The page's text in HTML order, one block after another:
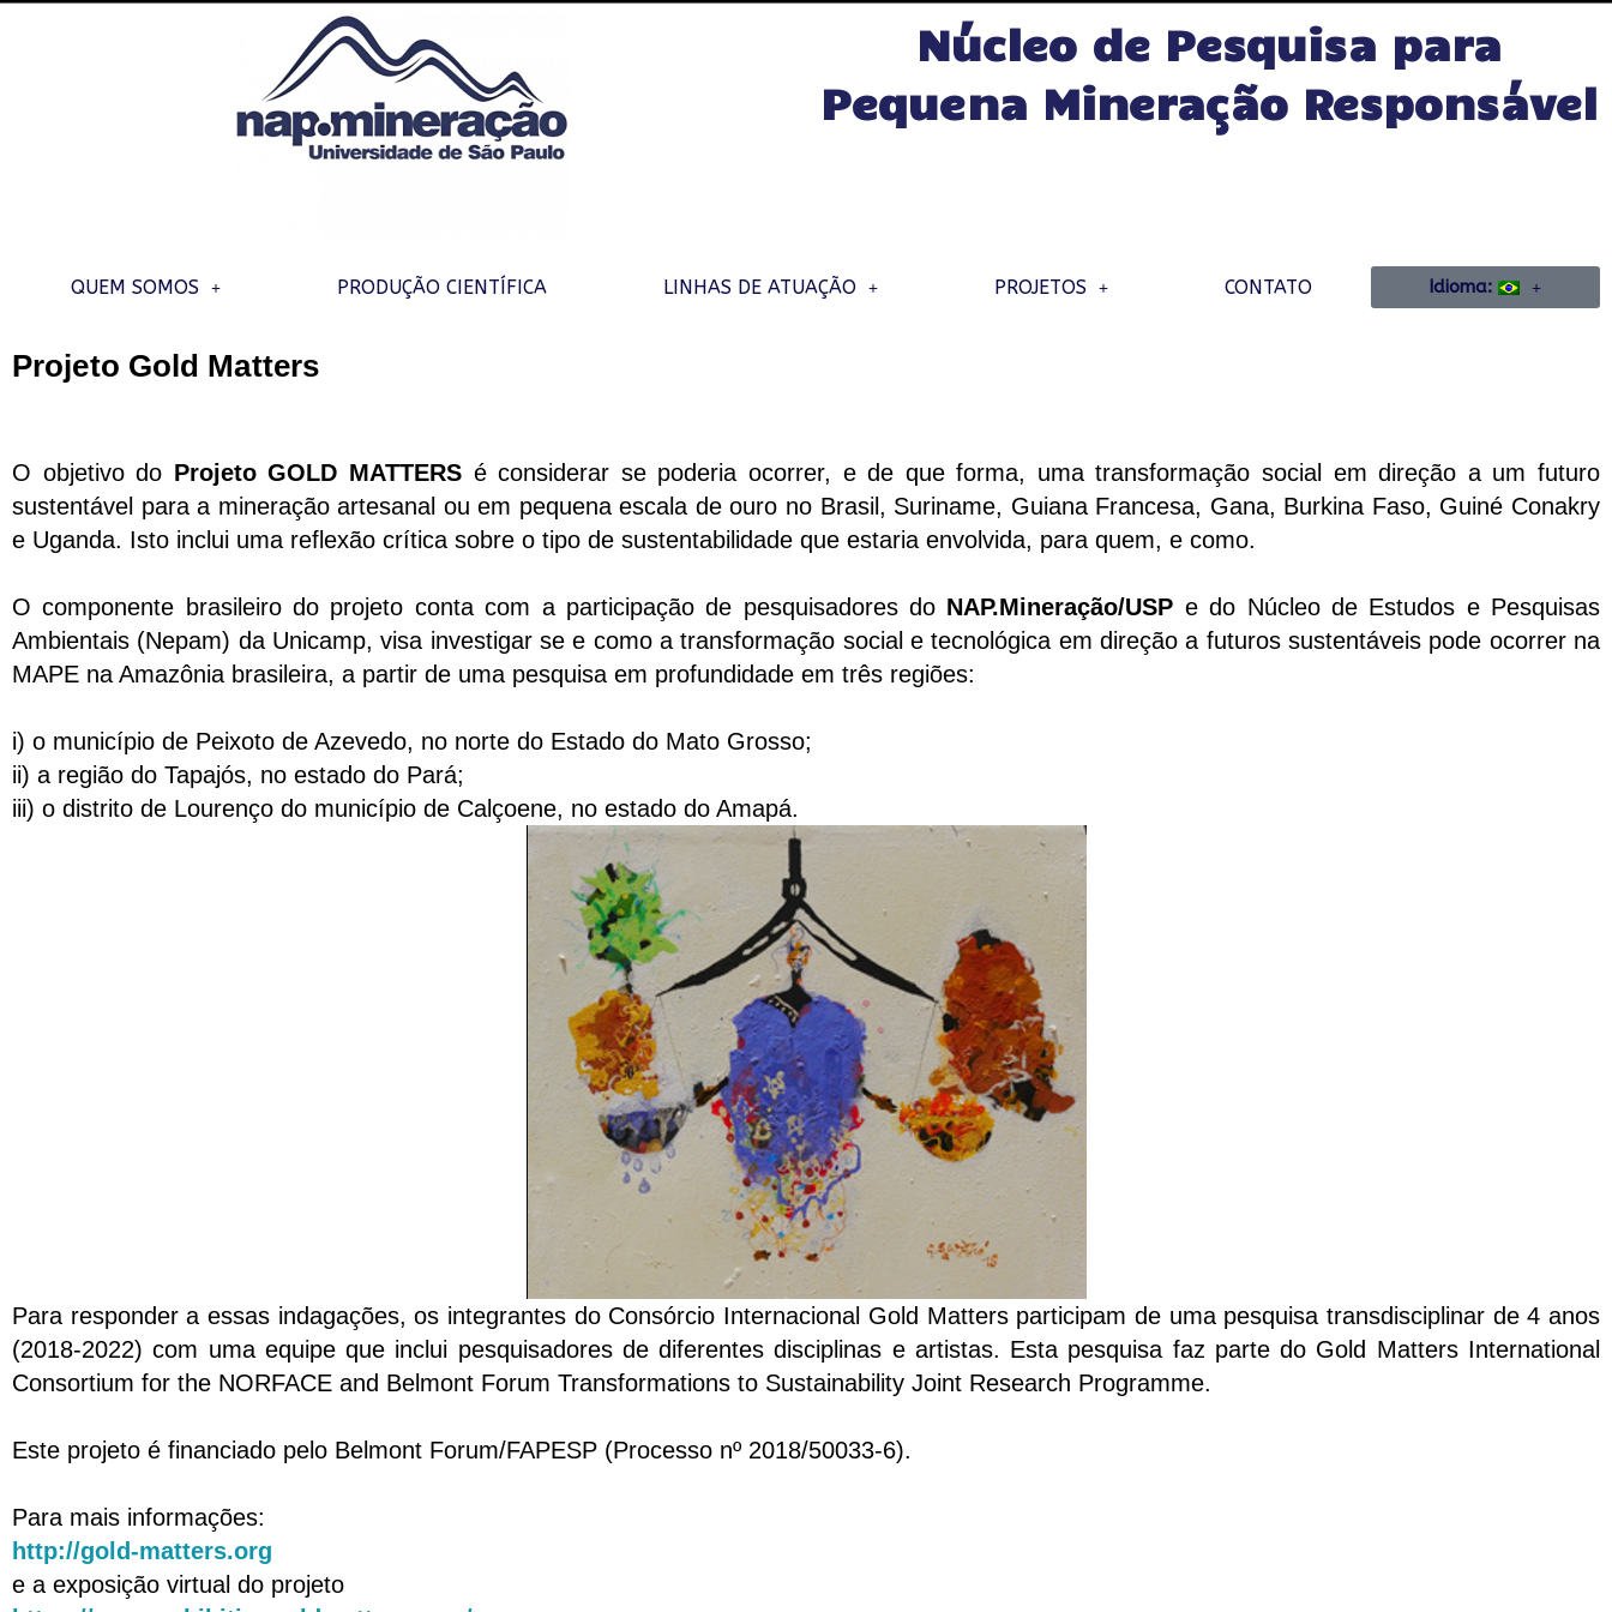
Núcleo de Pesquisa para
Pequena Mineração Responsável
QUEM SOMOS PRODUÇÃO CIENTÍFICA LINHAS DE ATUAÇÃO PROJETOS CONTATO Idioma:
Projeto Gold Matters
O objetivo do Projeto GOLD MATTERSé considerar se poderia ocorrer, e de que forma, uma transformação social em direção a um futuro
sustentável para a mineração artesanal ou em pequena escala de ouro no Brasil, Suriname, Guiana Francesa, Gana, Burkina Faso, Guiné Conakry
e Uganda. Isto inclui uma reflexão crítica sobre o tipo de sustentabilidade que estaria envolvida, para quem, e como.
O componente brasileiro do projeto conta com a participação de pesquisadores do NAP.Mineração/USP e do Núcleo de Estudos e Pesquisas
Ambientais (Nepam) da Unicamp, visa investigar se e como a transformação social e tecnológica em direção a futuros sustentáveis pode ocorrer na
MAPE na Amazônia brasileira, a partir de uma pesquisa em profundidade em três regiões:
i) o município de Peixoto de Azevedo, no norte do Estado do Mato Grosso;
ii) a região do Tapajós, no estado do Pará;
iii) o distrito de Lourenço do município de Calçoene, no estado do Amapá.
Para responder a essas indagações, os integrantes do Consórcio Internacional Gold Matters participam de uma pesquisa transdisciplinar de 4 anos
(2018-2022) com uma equipe que inclui pesquisadores de diferentes disciplinas e artistas. Esta pesquisa faz parte do Gold Matters International
Consortium for the NORFACE and Belmont Forum Transformations to Sustainability Joint Research Programme.
Este projeto é financiado pelo Belmont Forum/FAPESP (Processo nº 2018/50033-6).
Para mais informações:
http://gold-matters.org
e a exposição virtual do projeto